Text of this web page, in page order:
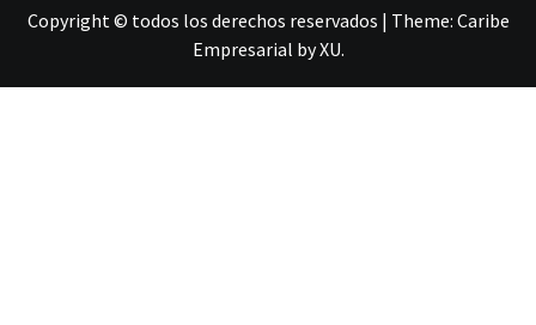
Copyright © todos los derechos reservados | Theme: Caribe
Empresarial byXU.